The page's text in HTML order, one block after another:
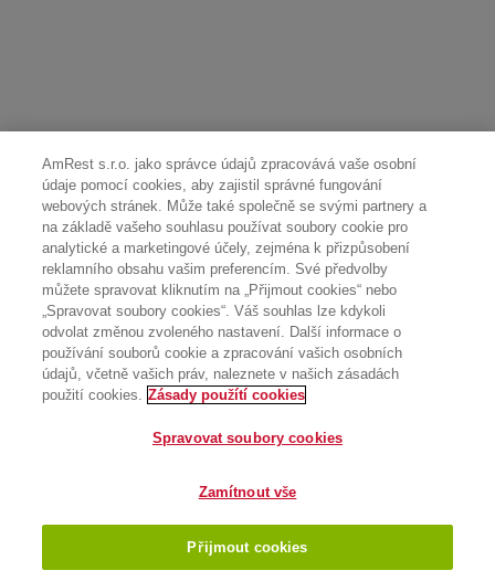
AmRest s.r.o. jako správce údajů zpracovává vaše osobní
údaje pomocí cookies, aby zajistil správné fungování
webových stránek. Může také společně se svými partnery a
na základě vašeho souhlasu používat soubory cookie pro
analytické a marketingové účely, zejména k přizpůsobení
reklamního obsahu vašim preferencím. Své předvolby
můžete spravovat kliknutím na „Přijmout cookies“ nebo
„Spravovat soubory cookies“. Váš souhlas lze kdykoli
odvolat změnou zvoleného nastavení. Další informace o
používání souborů cookie a zpracování vašich osobních
údajů, včetně vašich práv, naleznete v našich zásadách
použití cookies. Zásady použítí cookies
Spravovat soubory cookies
Zamítnout vše
Přijmout cookies